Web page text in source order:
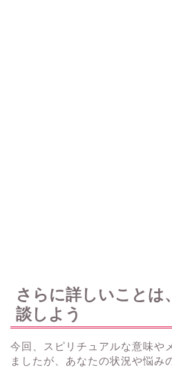
さらに詳しいことは
談しよう
今回、スピリチュアルな意味や
ましたが、あなたの状況や悩み